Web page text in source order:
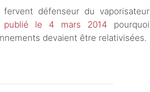
fervent défenseur du vaporisateur
publié le 4 mars 2014 pourquoi
devaient être relativisées.